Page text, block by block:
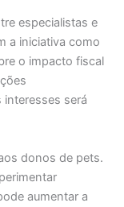
especialistas e
a iniciativa como
o impacto fiscal
interesses será
donos de pets.
aumentar a